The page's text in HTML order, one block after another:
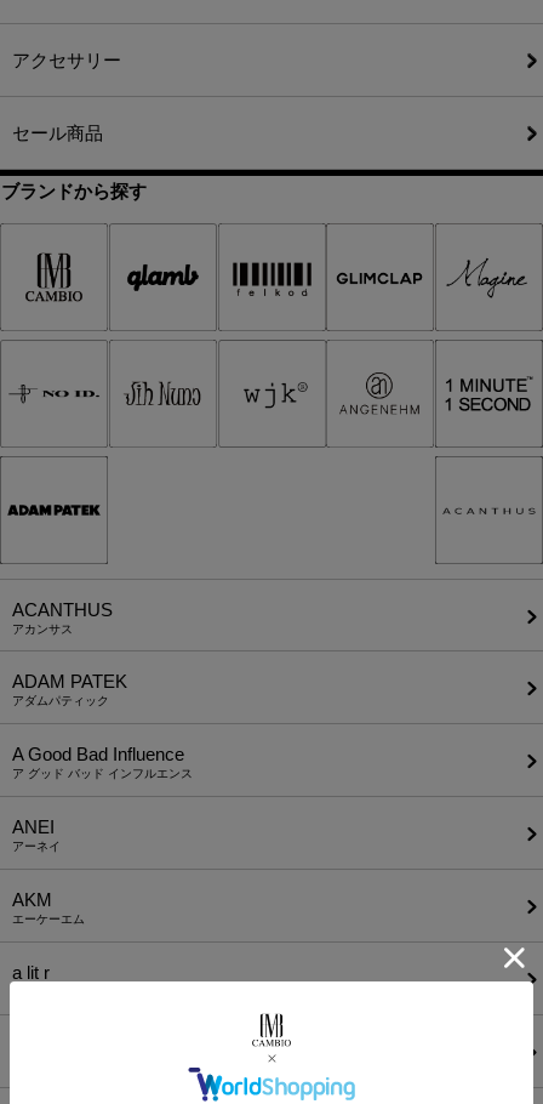
アクセサリー
セール商品
ブランドから探す
ACANTHUS
アカンサス
ADAM PATEK
アダムパティック
A Good Bad Influence
ア グッド バッド インフルエンス
ANEI
アーネイ
AKM
エーケーエム
a lit r